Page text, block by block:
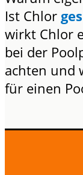
Ist Chlor
wirkt Chlor
bei der
achten und
für einen